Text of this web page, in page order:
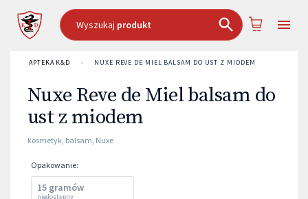
Wyszukaj produkt
APTEKA K&D › NUXE REVE DE MIEL BALSAM DO UST Z MIODEM
Nuxe Reve de Miel balsam do
ust z miodem
kosmetyk, balsam, Nuxe
Opakowanie:
15 gramów
niedostępny